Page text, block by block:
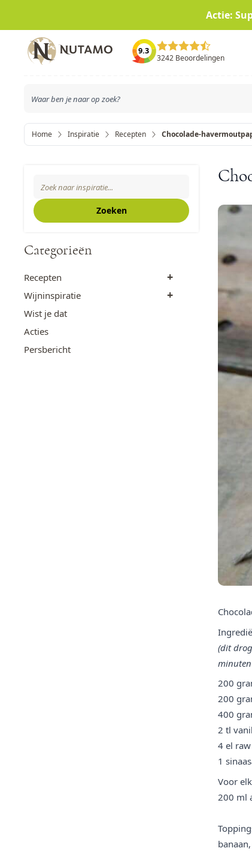
Actie:
Ga naar de inhoud
9.3
3242 Beoordelingen
Home Inspiratie Recepten Chocolade-
Zoeken
Categorieën
Recepten +
Wijninspiratie +
Wist je dat
Acties
Persbericht
(dit
200
200
400
2 tl
4 el
1
Voor
200 ml